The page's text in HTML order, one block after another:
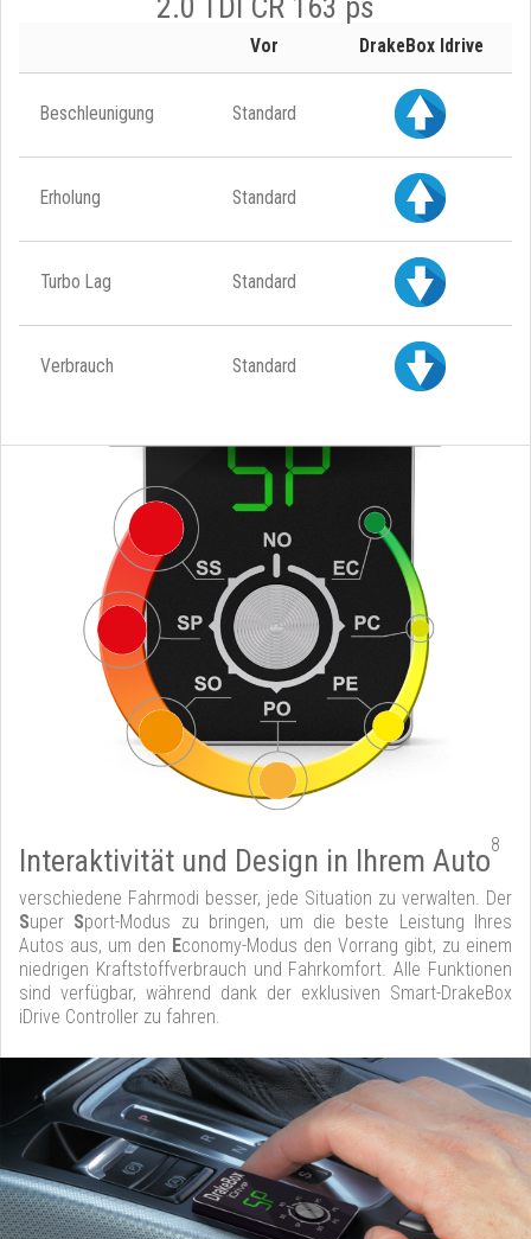
Vor DrakeBox Idrive
Beschleunigung Standard
Erholung Standard
Turbo Lag Standard
Verbrauch Standard
Interaktivität und Design in Ihrem Auto8
verschiedene Fahrmodi besser, jede Situation zu verwalten. Der
Super Sport-Modus zu bringen, um die beste Leistung Ihres
Autos aus, um den Economy-Modus den Vorrang gibt, zu einem
niedrigen Kraftstoffverbrauch und Fahrkomfort. Alle Funktionen
sind verfügbar, während dank der exklusiven Smart-DrakeBox
iDrive Controller zu fahren.